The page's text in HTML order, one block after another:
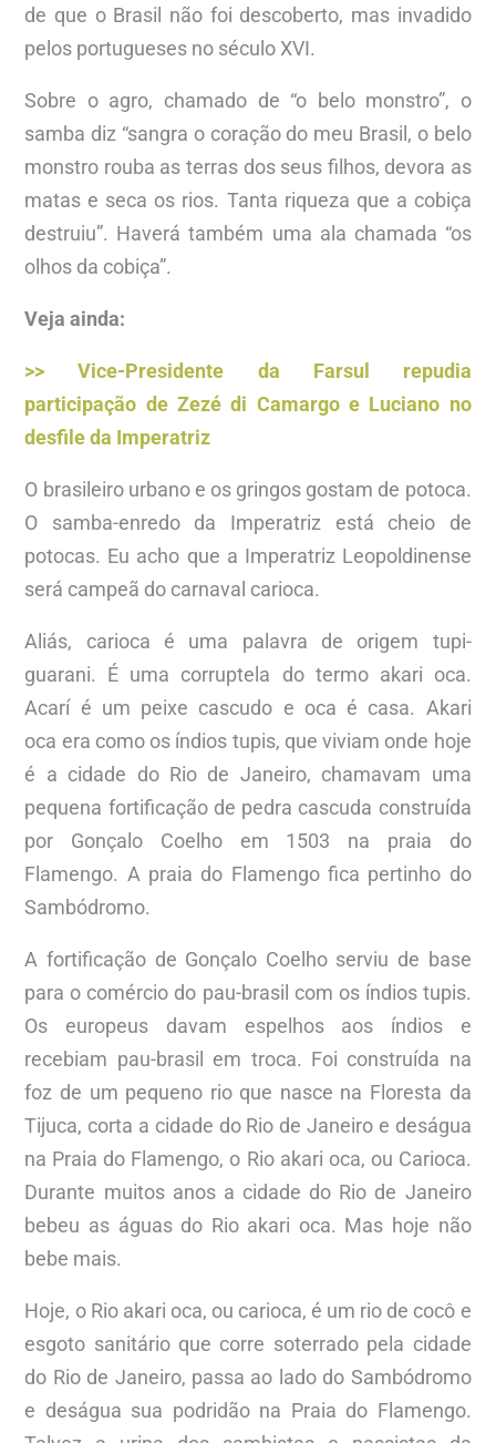
de que o Brasil não foi descoberto, mas invadido
pelos portugueses no século XVI.
Sobre o agro, chamado de “o belo monstro”, o
samba diz “sangra o coração do meu Brasil, o belo
monstro rouba as terras dos seus filhos, devora as
matas e seca os rios. Tanta riqueza que a cobiça
destruiu”. Haverá também uma ala chamada “os
olhos da cobiça”.
Veja ainda:
>> Vice-Presidente da Farsul repudia
participação de Zezé di Camargo e Luciano no
desfile da Imperatriz
O brasileiro urbano e os gringos gostam de potoca.
O samba-enredo da Imperatriz está cheio de
potocas. Eu acho que a Imperatriz Leopoldinense
será campeã do carnaval carioca.
Aliás, carioca é uma palavra de origem tupi-
guarani. É uma corruptela do termo akari oca.
Acarí é um peixe cascudo e oca é casa. Akari
oca era como os índios tupis, que viviam onde hoje
é a cidade do Rio de Janeiro, chamavam uma
pequena fortificação de pedra cascuda construída
por Gonçalo Coelho em 1503 na praia do
Flamengo. A praia do Flamengo fica pertinho do
Sambódromo.
A fortificação de Gonçalo Coelho serviu de base
para o comércio do pau-brasil com os índios tupis.
Os europeus davam espelhos aos índios e
recebiam pau-brasil em troca. Foi construída na
foz de um pequeno rio que nasce na Floresta da
Tijuca, corta a cidade do Rio de Janeiro e deságua
na Praia do Flamengo, o Rio akari oca, ou Carioca.
Durante muitos anos a cidade do Rio de Janeiro
bebeu as águas do Rio akari oca. Mas hoje não
bebe mais.
Hoje, o Rio akari oca, ou carioca, é um rio de cocô e
esgoto sanitário que corre soterrado pela cidade
do Rio de Janeiro, passa ao lado do Sambódromo
e deságua sua podridão na Praia do Flamengo.